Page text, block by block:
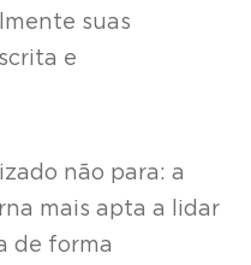
suas
e
não para: a
mais apta a lidar
de forma